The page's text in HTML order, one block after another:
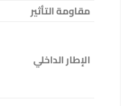
مقاومة التأثير
الإطار الداخلي